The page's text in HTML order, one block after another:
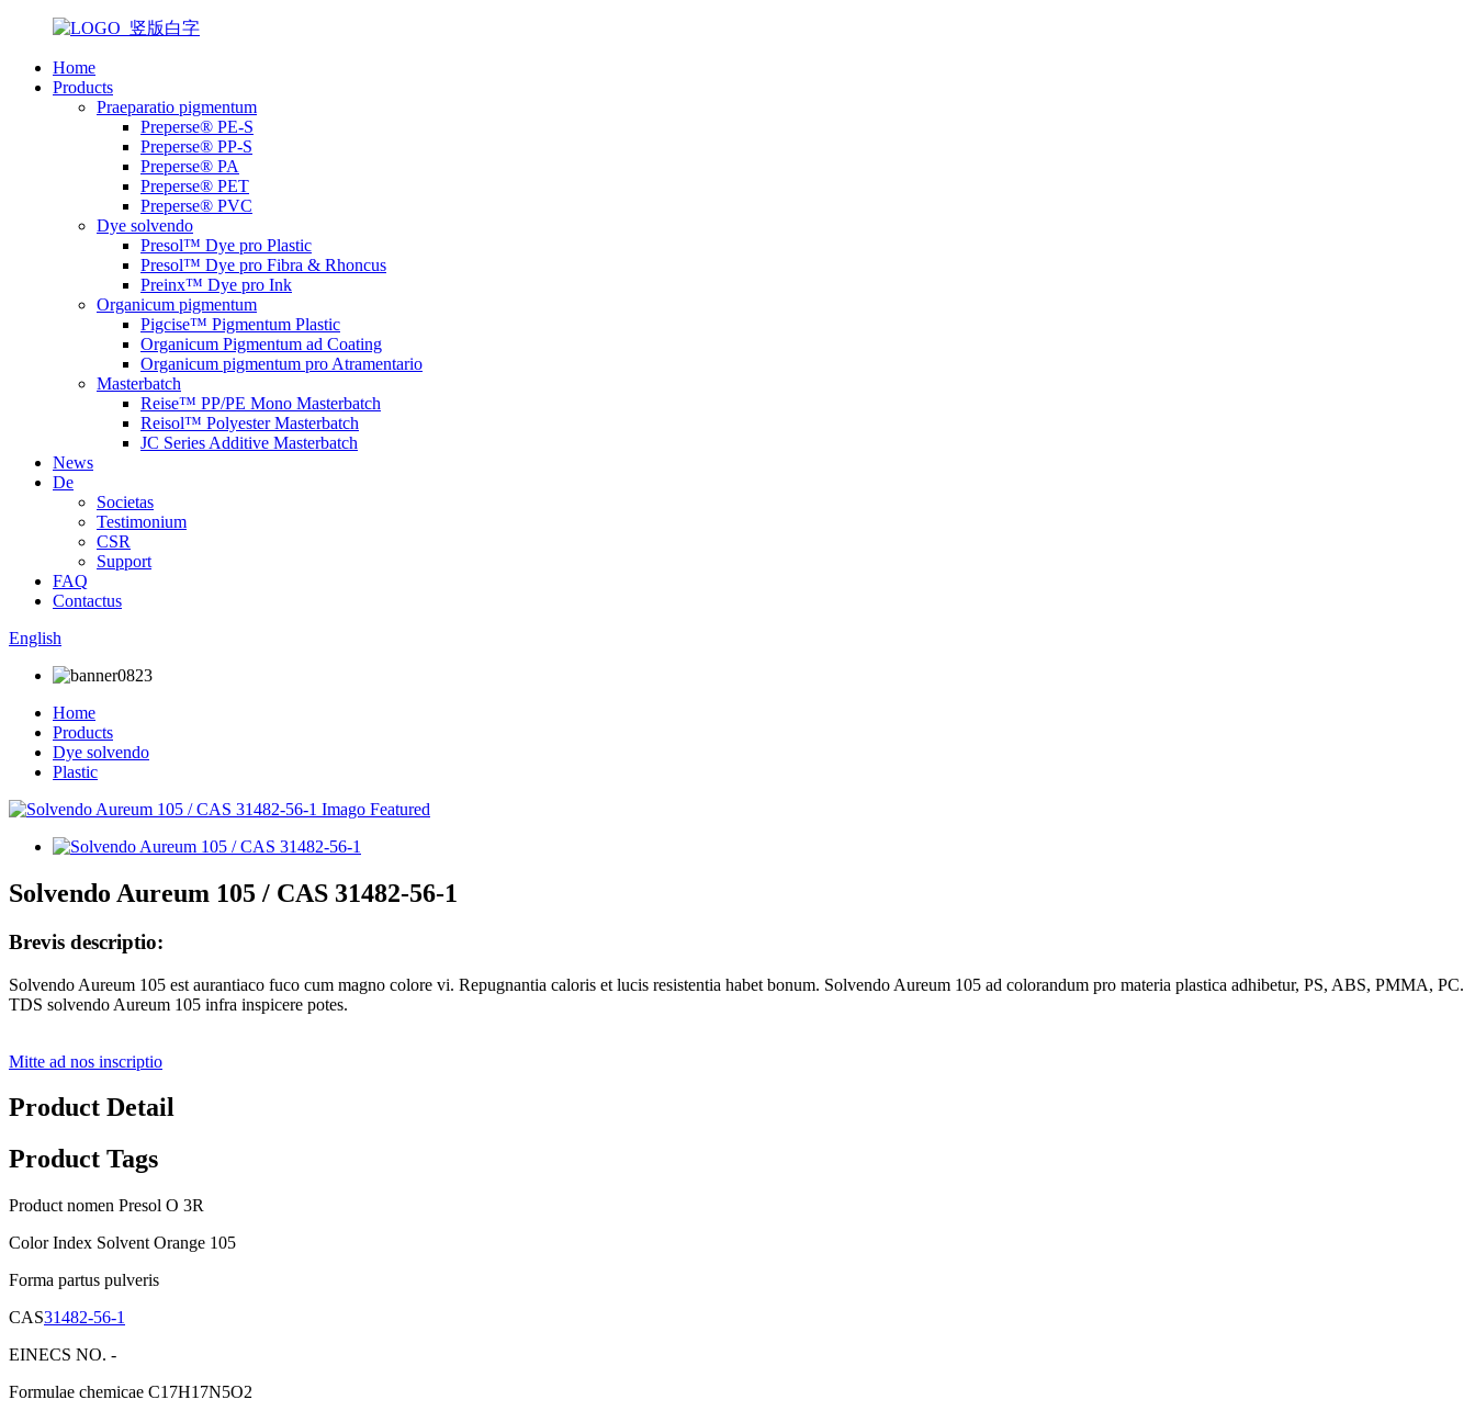
Home
Products
Praeparatio pigmentum
Preperse® PE-S
Preperse® PP-S
Preperse® PA
Preperse® PET
Preperse® PVC
Dye solvendo
Presol™ Dye pro Plastic
Presol™ Dye pro Fibra & Rhoncus
Preinx™ Dye pro Ink
Organicum pigmentum
Pigcise™ Pigmentum Plastic
Organicum Pigmentum ad Coating
Organicum pigmentum pro Atramentario
Masterbatch
Reise™ PP/PE Mono Masterbatch
Reisol™ Polyester Masterbatch
JC Series Additive Masterbatch
News
De
Societas
Testimonium
CSR
Support
FAQ
Contactus
English
Home
Products
Dye solvendo
Plastic
Solvendo Aureum 105 / CAS 31482-56-1
Brevis descriptio:
Solvendo Aureum 105 est aurantiaco fuco cum magno colore vi. Repugnantia caloris et lucis resistentia habet bonum. Solvendo Aureum 105 ad colorandum pro materia plastica adhibetur, PS, ABS, PMMA, PC.
TDS solvendo Aureum 105 infra inspicere potes.
Mitte ad nos inscriptio
Product Detail
Product Tags
Product nomen Presol O 3R
Color Index Solvent Orange 105
Forma partus pulveris
CAS31482-56-1
EINECS NO. -
Formulae chemicae C17H17N5O2